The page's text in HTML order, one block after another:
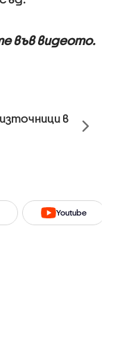
във видеото.
в
Youtube